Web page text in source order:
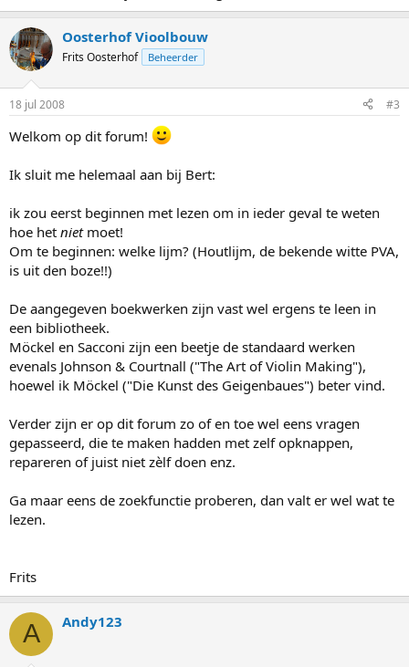
Oosterhof Vioolbouw
Frits Oosterhof Beheerder
18 jul 2008 #3
Welkom op dit forum!
Ik sluit me helemaal aan bij Bert:
ik zou eerst beginnen met lezen om in ieder geval te weten
hoe het nietmoet!
Om te beginnen: welke lijm? (Houtlijm, de bekende witte PVA,
is uit den boze!!)
De aangegeven boekwerken zijn vast wel ergens te leen in
een bibliotheek.
Möckel en Sacconi zijn een beetje de standaard werken
evenals Johnson & Courtnall ("The Art of Violin Making"),
hoewel ik Möckel ("Die Kunst des Geigenbaues") beter vind.
Verder zijn er op dit forum zo of en toe wel eens vragen
gepasseerd, die te maken hadden met zelf opknappen,
repareren of juist niet zèlf doen enz.
Ga maar eens de zoekfunctie proberen, dan valt er wel wat te
lezen.
Frits
A Andy123